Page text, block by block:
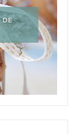
DE